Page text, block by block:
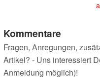
Kommentare
Fragen, Anregungen,
Artikel? - Uns interessiert
Anmeldung möglich)!